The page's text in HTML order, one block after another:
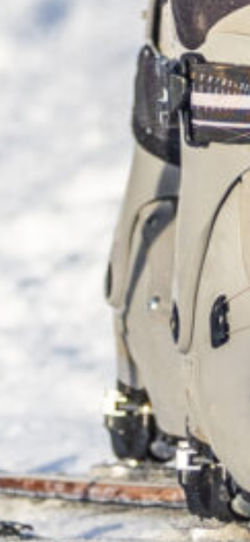
une course fun avant les
ends chocs de l’année : trail le
françaises et ce juste à côté de